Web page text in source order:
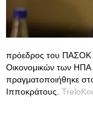
πρόεδρος του ΠΑΣΟΚ
Οικονομικών των
πραγματοποιήθηκε
Ιπποκράτους.